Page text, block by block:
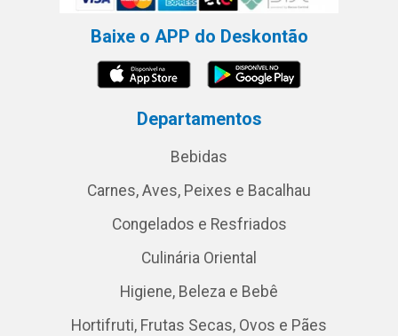
Baixe o APP do Deskontão
Departamentos
Bebidas
Carnes, Aves, Peixes e Bacalhau
Congelados e Resfriados
Culinária Oriental
Higiene, Beleza e Bebê
Hortifruti, Frutas Secas, Ovos e Pães